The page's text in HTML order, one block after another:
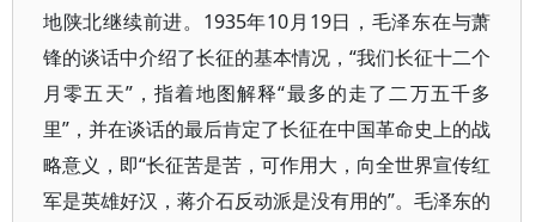
地陕北继续前进。1935年10月19日，毛泽东在与萧
锋的谈话中介绍了长征的基本情况，“我们长征十二个
月零五天”，指着地图解释“最多的走了二万五千多
里”，并在谈话的最后肯定了长征在中国革命史上的战
略意义，即“长征苦是苦，可作用大，向全世界宣传红
军是英雄好汉，蒋介石反动派是没有用的”。毛泽东的